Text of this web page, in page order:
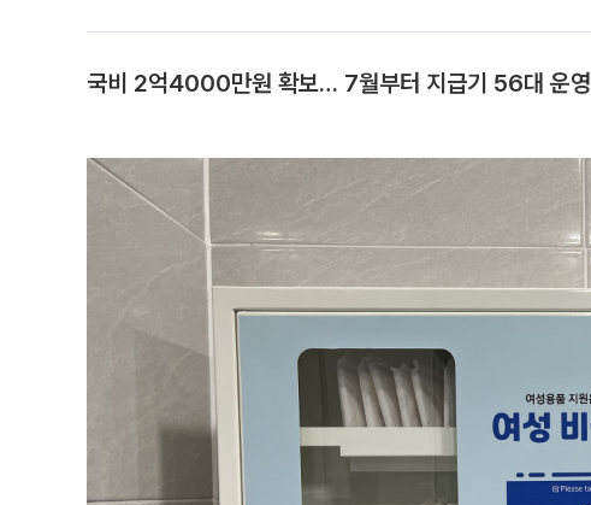
국비 2억4000만원 확보… 7월부터 지급기 56대 운영